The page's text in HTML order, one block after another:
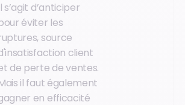
s’agit d’anticiper
éviter les
source
client
de perte de ventes.
il faut également
en efficacité